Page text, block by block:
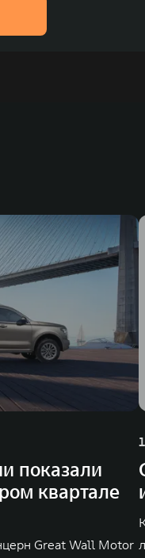
показали
квартале
Great Wall Motor